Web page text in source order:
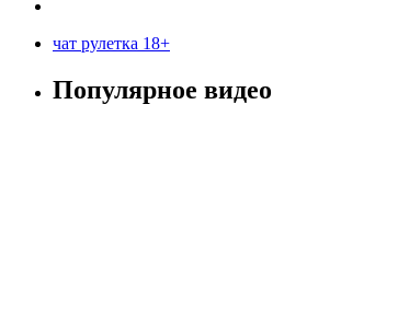
чат рулетка 18+
Популярное видео